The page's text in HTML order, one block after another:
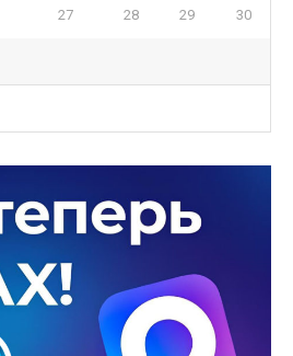
27 28 29 30